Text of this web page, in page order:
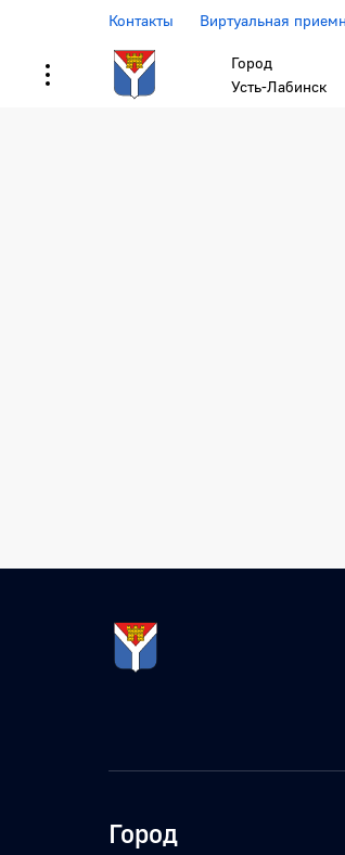
Контакты Виртуальная
Город
Усть-Лабинск
Город